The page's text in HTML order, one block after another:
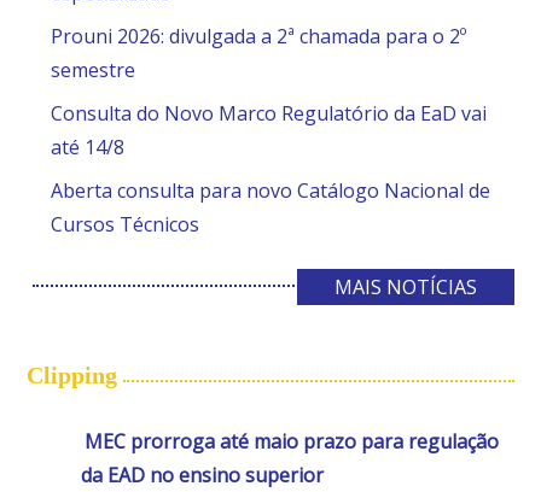
Prouni 2026: divulgada a 2ª chamada para o 2º
semestre
Consulta do Novo Marco Regulatório da EaD vai
até 14/8
Aberta consulta para novo Catálogo Nacional de
Cursos Técnicos
MAIS NOTÍCIAS
Clipping
MEC prorroga até maio prazo para regulação
da EAD no ensino superior